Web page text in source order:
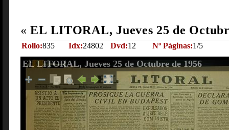
« EL LITORAL, Jueves 25 de
Rollo:835 Idx:24802 Dvd:12 Nº Páginas:1/5
EL LITORAL, Jueves 25 de Octubre de 1956